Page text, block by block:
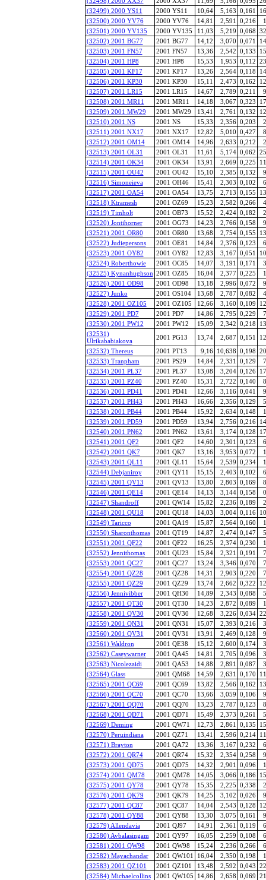
(32499) 2000 YS11
2000 YS11 10,64 5,163 0,161
(32500) 2000 YV76
2000 YV76 14,81 2,591 0,216
(32501) 2000 YV135
2000 YV135 11,03 5,219 0,068
(32502) 2001 BG77
2001 BG77 14,12 3,070 0,071
(32503) 2001 FN57
2001 FN57 13,36 2,542 0,133
(32504) 2001 HP8
2001 HP8 15,53 1,953 0,112
(32505) 2001 KF17
2001 KF17 13,26 2,564 0,118
(32506) 2001 KP30
2001 KP30 15,11 2,473 0,162
(32507) 2001 LR15
2001 LR15 14,67 2,789 0,211
(32508) 2001 MR11
2001 MR11 14,18 3,067 0,323
(32509) 2001 MW29
2001 MW29 13,41 2,761 0,132
(32510) 2001 NS
2001 NS 15,33 2,356 0,203
(32511) 2001 NX17
2001 NX17 12,82 5,010 0,427
(32512) 2001 OM14
2001 OM14 14,96 2,633 0,212
(32513) 2001 OL31
2001 OL31 11,61 5,174 0,062
(32514) 2001 OK34
2001 OK34 13,91 2,669 0,225
(32515) 2001 OU42
2001 OU42 15,10 2,385 0,132
(32516) Simoneieva
2001 OH46 15,41 2,303 0,102
(32517) 2001 OA54
2001 OA54 13,75 2,713 0,155
(32518) Ktramesh
2001 OZ69 15,23 2,582 0,266
(32519) Timholt
2001 OB73 15,52 2,424 0,182
(32520) Jontihorner
2001 OG73 14,23 2,766 0,158
(32521) 2001 OR80
2001 OR80 13,68 2,754 0,155
(32522) Judiepersons
2001 OE81 14,84 2,376 0,123
(32523) 2001 OY82
2001 OY82 12,83 3,167 0,051
(32524) Roberthowie
2001 OC85 14,07 3,191 0,171
(32525) Kynanhughson 2001 OZ85 16,04 2,377 0,225
(32526) 2001 OD98
2001 OD98 13,18 2,996 0,072
(32527) Junko
2001 OS104 13,68 2,787 0,082
(32528) 2001 OZ105
2001 OZ105 12,66 3,160 0,109
(32529) 2001 PD7
2001 PD7 14,86 2,795 0,229
(32530) 2001 PW12
2001 PW12 15,09 2,342 0,218
(32531)
Ulrikababiakova
2001 PG13 13,74 2,687 0,151
(32532) Thereus
2001 PT13 9,16 10,638 0,198
(32533) Tranpham
2001 PS29 14,84 2,331 0,129
(32534) 2001 PL37
2001 PL37 13,08 3,204 0,126
(32535) 2001 PZ40
2001 PZ40 15,31 2,722 0,140
(32536) 2001 PD41
2001 PD41 12,66 3,116 0,041
(32537) 2001 PH43
2001 PH43 16,66 2,356 0,129
(32538) 2001 PB44
2001 PB44 15,92 2,634 0,148
(32539) 2001 PD59
2001 PD59 13,94 2,756 0,216
(32540) 2001 PN62
2001 PN62 13,61 3,174 0,128
(32541) 2001 QF2
2001 QF2 14,60 2,301 0,123
(32542) 2001 QK7
2001 QK7 13,16 3,953 0,072
(32543) 2001 QL11
2001 QL11 15,64 2,539 0,234
(32544) Debjaniroy
2001 QY11 15,15 2,403 0,102
(32545) 2001 QV13
2001 QV13 13,80 2,803 0,169
(32546) 2001 QE14
2001 QE14 14,13 3,144 0,158
(32547) Shandroff
2001 QW14 15,82 2,236 0,189
(32548) 2001 QU18
2001 QU18 14,03 3,004 0,116
(32549) Taricco
2001 QA19 15,87 2,564 0,160
(32550) Sharonthomas
2001 QT19 14,87 2,474 0,147
(32551) 2001 QF22
2001 QF22 16,25 2,374 0,230
(32552) Jennithomas
2001 QU23 15,84 2,321 0,191
(32553) 2001 QC27
2001 QC27 13,24 3,346 0,070
(32554) 2001 QZ28
2001 QZ28 14,31 2,903 0,220
(32555) 2001 QZ29
2001 QZ29 13,74 2,662 0,322
(32556) Jennivibber
2001 QH30 14,89 2,343 0,088
(32557) 2001 QT30
2001 QT30 14,23 2,872 0,089
(32558) 2001 QV30
2001 QV30 12,68 3,226 0,034
(32559) 2001 QN31
2001 QN31 15,07 2,393 0,216
(32560) 2001 QV31
2001 QV31 13,91 2,469 0,128
(32561) Waldron
2001 QE38 15,12 2,600 0,174
(32562) Caseywarner
2001 QA45 14,81 2,705 0,096
(32563) Nicolezaidi
2001 QA53 14,88 2,891 0,087
(32564) Glass
2001 QM68 14,59 2,631 0,170
(32565) 2001 QC69
2001 QC69 13,82 2,566 0,162
(32566) 2001 QC70
2001 QC70 13,66 3,059 0,106
(32567) 2001 QQ70
2001 QQ70 13,23 2,787 0,123
(32568) 2001 QD71
2001 QD71 15,49 2,373 0,261
(32569) Deming
2001 QW71 12,73 2,861 0,135
(32570) Peruindiana
2001 QZ71 13,41 2,596 0,214
(32571) Brayton
2001 QA72 13,36 3,167 0,232
(32572) 2001 QR74
2001 QR74 15,32 2,354 0,258
(32573) 2001 QD75
2001 QD75 14,32 2,901 0,096
(32574) 2001 QM78
2001 QM78 14,05 3,066 0,186
(32575) 2001 QY78
2001 QY78 15,35 2,225 0,338
(32576) 2001 QK79
2001 QK79 14,25 3,102 0,026
(32577) 2001 QC87
2001 QC87 14,04 2,543 0,128
(32578) 2001 QY88
2001 QY88 13,30 3,075 0,161
(32579) Allendavia
2001 QJ97 14,91 2,361 0,119
(32580) Avbalasingam
2001 QY97 16,05 2,259 0,108
(32581) 2001 QW98
2001 QW98 15,24 2,236 0,266
(32582) Mayachandar
2001 QW101 16,04 2,350 0,198
(32583) 2001 QZ101
2001 QZ101 13,48 2,592 0,043
(32584) Michaelcollins
2001 QW105 14,86 2,658 0,069